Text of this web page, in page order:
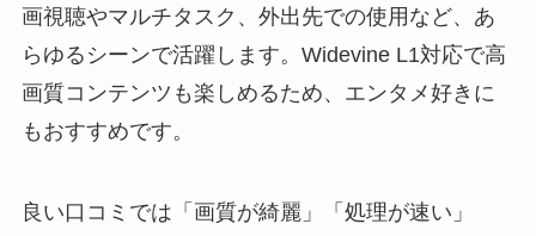
画視聴やマルチタスク、外出先での使用など、あ
らゆるシーンで活躍します。Widevine L1対応で高
画質コンテンツも楽しめるため、エンタメ好きに
もおすすめです。
良い口コミでは「画質が綺麗」「処理が速い」